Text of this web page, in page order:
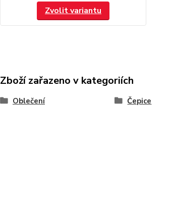
Zvolit variantu
Zboží zařazeno v kategoriích
Oblečení Čepice